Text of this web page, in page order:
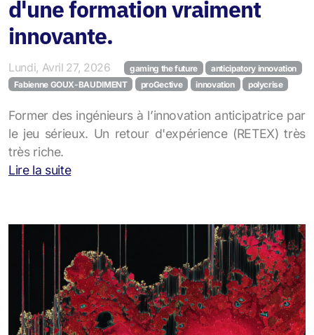
d'une formation vraiment
innovante.
Lundi, Avril 27, 2026 gaming the future
anticipatory innovation
Fabienne GOUX-BAUDIMENT
proGective innovation polycrise
Former des ingénieurs à l’innovation anticipatrice par
le jeu sérieux. Un retour d'expérience (RETEX) très
très riche.
Lire la suite